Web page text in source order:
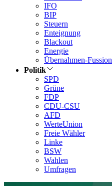
IFO
BIP
Steuern
Enteignung
Blackout
Energie
Übernahmen-Fussion
Politik
SPD
Grüne
FDP
CDU-CSU
AFD
WerteUnion
Freie Wähler
Linke
BSW
Wahlen
Umfragen